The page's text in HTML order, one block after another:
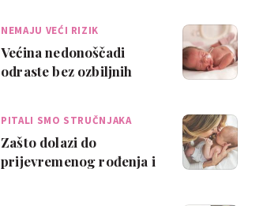
NEMAJU VEĆI RIZIK
Većina nedonoščadi
odraste bez ozbiljnih
PITALI SMO STRUČNJAKA
Zašto dolazi do
prijevremenog rođenja i